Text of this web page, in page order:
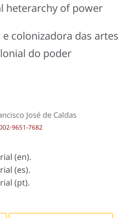
heterarchy of power
colonizadora das artes
do poder
José de Caldas
9651-7682
(en).
(es).
(pt).